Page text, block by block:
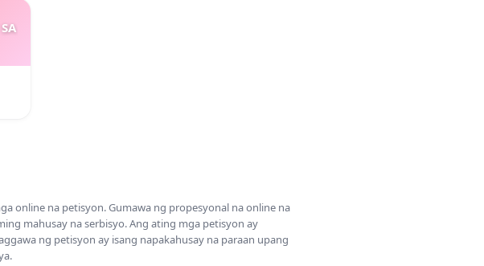
online na petisyon. Gumawa ng propesyonal na online na
mahusay na serbisyo. Ang ating mga petisyon ay
ng petisyon ay isang napakahusay na paraan upang